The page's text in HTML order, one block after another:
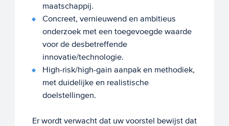
maatschappij.
Concreet, vernieuwend en ambitieus
onderzoek met een toegevoegde waarde
voor de desbetreffende
innovatie/technologie.
High-risk/high-gain aanpak en methodiek,
met duidelijke en realistische
doelstellingen.
Er wordt verwacht dat uw voorstel bewijst dat